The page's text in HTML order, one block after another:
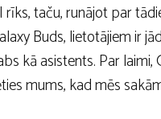
taču, runājot par
Buds, lietotājiem ir
kā asistents. Par
mums, kad mēs